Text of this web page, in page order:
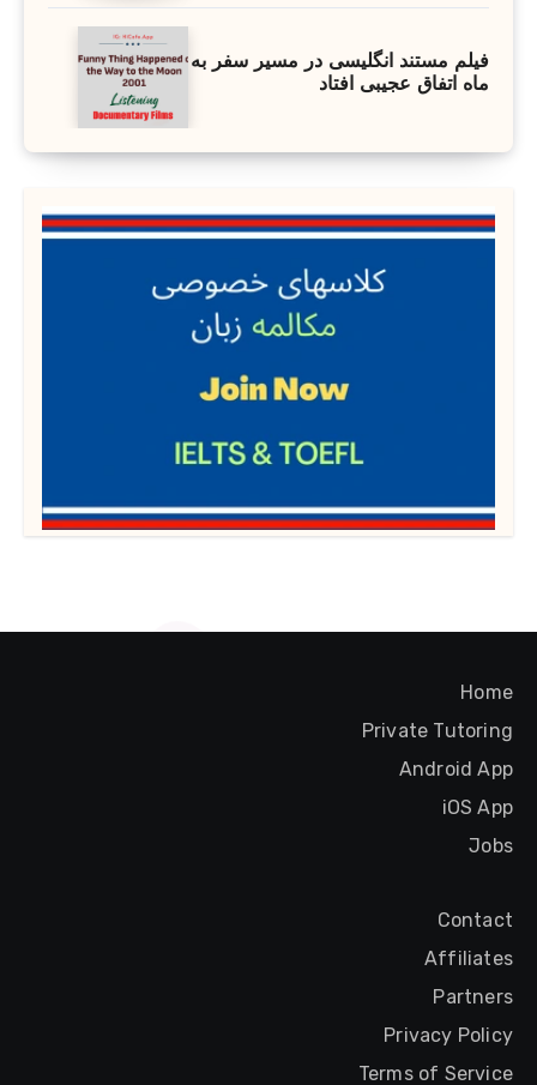
فیلم مستند انگلیسی در مسیر سفر به
ماه اتفاق عجیبی افتاد
Home
Private Tutoring
Android App
iOS App
Jobs
Contact
Affiliates
Partners
Privacy Policy
Terms of Service